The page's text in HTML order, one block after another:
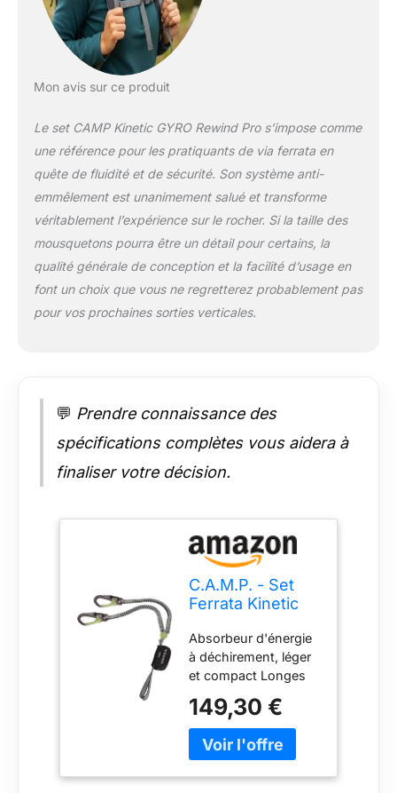
nœud tête d’alouette
Mon avis sur ce produit
Le set CAMP Kinetic GYRO Rewind Pro s’impose comme
une référence pour les pratiquants de via ferrata en
quête de fluidité et de sécurité. Son système anti-
emmêlement est unanimement salué et transforme
véritablement l’expérience sur le rocher. Si la taille des
mousquetons pourra être un détail pour certains, la
qualité générale de conception et la facilité d’usage en
font un choix que vous ne regretterez probablement pas
pour vos prochaines sorties verticales.
💬 Prendre connaissance des
spécifications complètes vous aidera à
finaliser votre décision.
C.A.M.P. - Set
Ferrata Kinetic
Pro, Taille
Unique,
Gris/Noir/Vert
Absorbeur d'énergie
à déchirement, léger
et compact Longes
(système Rewind) de
19 mm de large qui
en s’allongeant, ne
149,30 €